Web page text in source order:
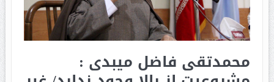
محمدتقی فاضل میبدی :